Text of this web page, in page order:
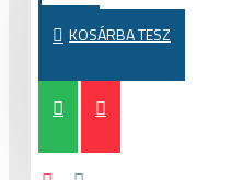
KOSÁRBA TESZ
MÁSOK EZEKET A